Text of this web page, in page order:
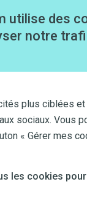
utilise des
notre
plus ciblées
sociaux. Vous
« Gérer mes
les cookies